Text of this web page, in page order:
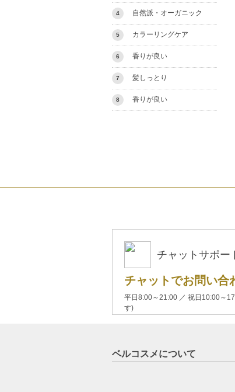
4 自然派・オーガニック
5 カラーリングケア
6 香りが良い
7 髪しっとり
8 香りが良い
チャットサポー
チャットでお問い合
平日8:00～21:00 ／ 祝日10:00～
す)
ベルコスメについて